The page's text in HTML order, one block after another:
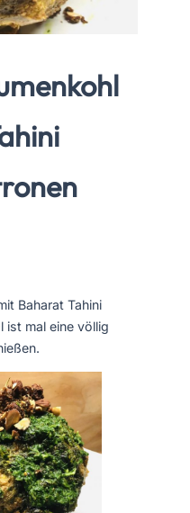
Baharat Tahini
ist mal eine völlig